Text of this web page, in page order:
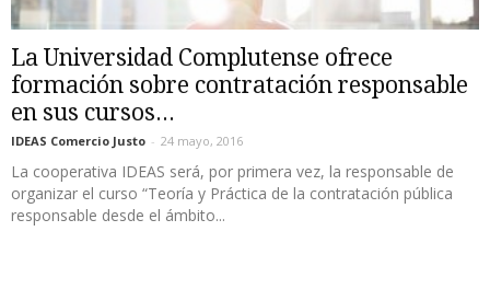
La Universidad Complutense ofrece
formación sobre contratación responsable
en sus cursos...
IDEAS Comercio Justo - 24 mayo, 2016
La cooperativa IDEAS será, por primera vez, la responsable de
organizar el curso “Teoría y Práctica de la contratación pública
responsable desde el ámbito...